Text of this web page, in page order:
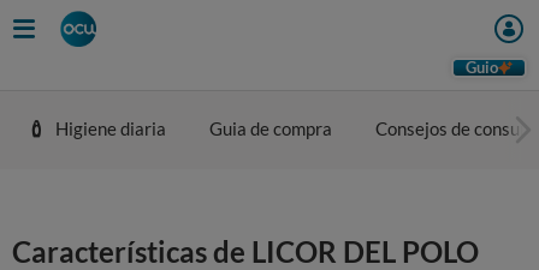
Guio
Higiene diaria Guia de compra Consejos de
Características de LICOR DEL POLO